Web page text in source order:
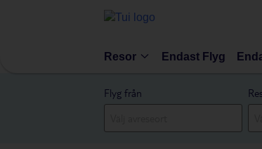
Resor Endast Flyg
Flyg från